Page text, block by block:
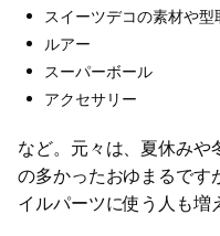
スイーツデコの素材や型
ルアー
スーパーボール
アクセサリー
など。元々は、夏休みや
の多かったおゆまるです
イルパーツに使う人も増